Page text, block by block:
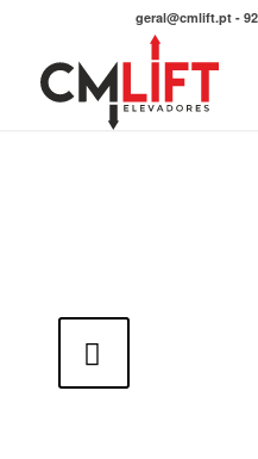
geral@cmlift.pt -